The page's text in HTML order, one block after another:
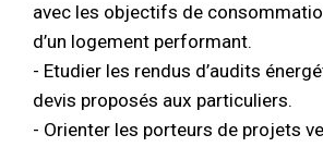
avec les objectifs de
d’un logement performant.
- Etudier les rendus d’audits
devis proposés aux particuliers.
- Orienter les porteurs de projets